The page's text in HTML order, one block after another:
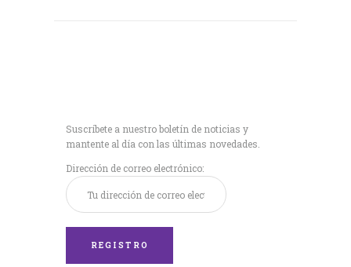
Suscríbete a nuestro boletín de noticias y
mantente al día con las últimas novedades.
Dirección de correo electrónico: